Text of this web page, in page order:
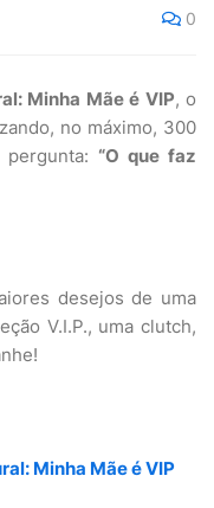
0
Minha Mãe é VIP, o
no máximo, 300
“O que faz
desejos de uma
V.I.P., uma clutch,
Minha Mãe é VIP